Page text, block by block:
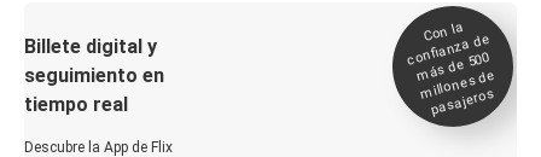
Billete digital y
seguimiento en
tiempo real
Descubre la App de Flix
Con la
confianza de
más de 500
millones de
pasajeros